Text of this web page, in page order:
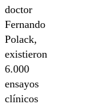
doctor
Fernando
Polack,
existieron
6.000
ensayos
clínicos